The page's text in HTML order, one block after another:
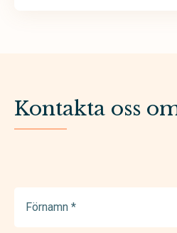
Kontakta oss
(Required)